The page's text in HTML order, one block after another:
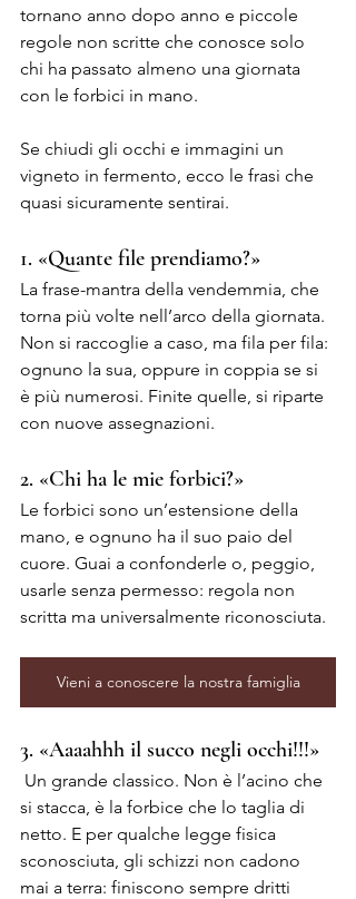
tornano anno dopo anno e piccole
regole non scritte che conosce solo
chi ha passato almeno una giornata
con le forbici in mano.
Se chiudi gli occhi e immagini un
vigneto in fermento, ecco le frasi che
quasi sicuramente sentirai.
1. «Quante file prendiamo?»
La frase-mantra della vendemmia, che
torna più volte nell’arco della giornata.
Non si raccoglie a caso, ma fila per fila:
ognuno la sua, oppure in coppia se si
è più numerosi. Finite quelle, si riparte
con nuove assegnazioni.
2. «Chi ha le mie forbici?»
Le forbici sono un’estensione della
mano, e ognuno ha il suo paio del
cuore. Guai a confonderle o, peggio,
usarle senza permesso: regola non
scritta ma universalmente riconosciuta.
Vieni a conoscere la nostra famiglia
3. «Aaaahhh il succo negli occhi!!!»
si stacca, è la forbice che lo taglia di
netto. E per qualche legge fisica
sconosciuta, gli schizzi non cadono
mai a terra: finiscono sempre dritti